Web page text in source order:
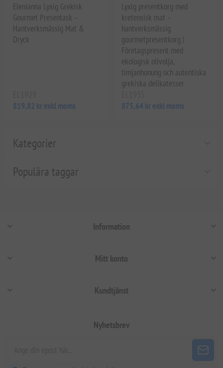
Kategorier
Populära taggar
Elenianna Lyxig Grekisk
Gourmet Presentask –
Hantverksmässig Mat &
Dryck
819,82 kr exkl moms
Lyxig presentkorg med
kretensisk mat –
hantverksmässig
gourmetpresentkorg |
Företagspresent med
ekologisk olivolja,
timjanhonung och autentiska
grekiska delikatesser
875,64 kr exkl moms
Information
Mitt konto
Kundtjänst
Nyhetsbrev